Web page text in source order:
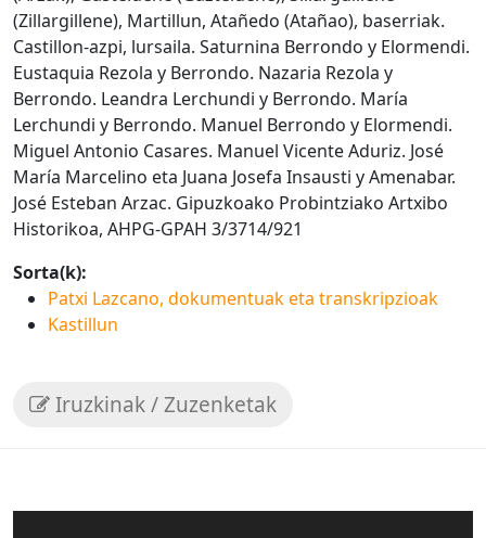
(Zillargillene), Martillun, Atañedo (Atañao), baserriak.
Castillon-azpi, lursaila. Saturnina Berrondo y Elormendi.
Eustaquia Rezola y Berrondo. Nazaria Rezola y
Berrondo. Leandra Lerchundi y Berrondo. María
Lerchundi y Berrondo. Manuel Berrondo y Elormendi.
Miguel Antonio Casares. Manuel Vicente Aduriz. José
María Marcelino eta Juana Josefa Insausti y Amenabar.
José Esteban Arzac. Gipuzkoako Probintziako Artxibo
Historikoa, AHPG-GPAH 3/3714/921
Sorta(k):
Patxi Lazcano, dokumentuak eta transkripzioak
Kastillun
Iruzkinak / Zuzenketak